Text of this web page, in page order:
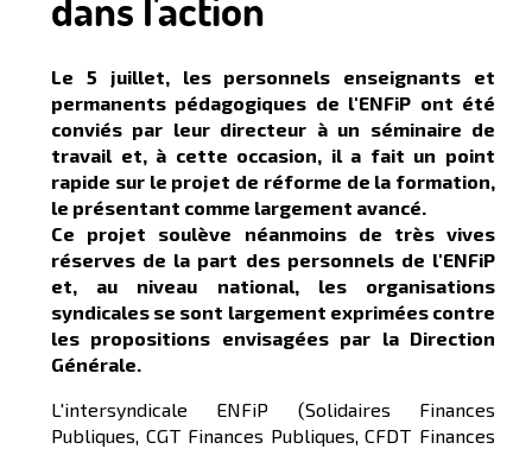
Le 5 juillet, les personnels enseignants et
permanents pédagogiques de l'ENFiP ont été
conviés par leur directeur à un séminaire de
travail et, à cette occasion, il a fait un point
rapide sur le projet de réforme de la formation,
le présentant comme largement avancé.
Ce projet soulève néanmoins de très vives
réserves de la part des personnels de l'ENFiP
et, au niveau national, les organisations
syndicales se sont largement exprimées contre
les propositions envisagées par la Direction
Générale.
L'intersyndicale ENFiP (Solidaires Finances
Publiques, CGT Finances Publiques, CFDT Finances